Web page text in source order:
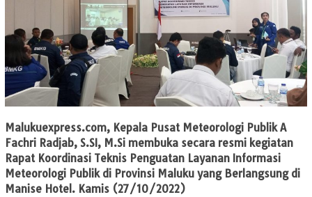
Malukuexpress.com, Kepala Pusat Meteorologi Publik A
Fachri Radjab, S.SI, M.Si membuka secara resmi kegiatan
Rapat Koordinasi Teknis Penguatan Layanan Informasi
Meteorologi Publik di Provinsi Maluku yang Berlangsung di
Manise Hotel. Kamis (27/10/2022)